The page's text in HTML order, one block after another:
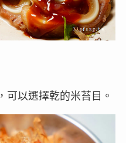
可以選擇乾的米苔目。